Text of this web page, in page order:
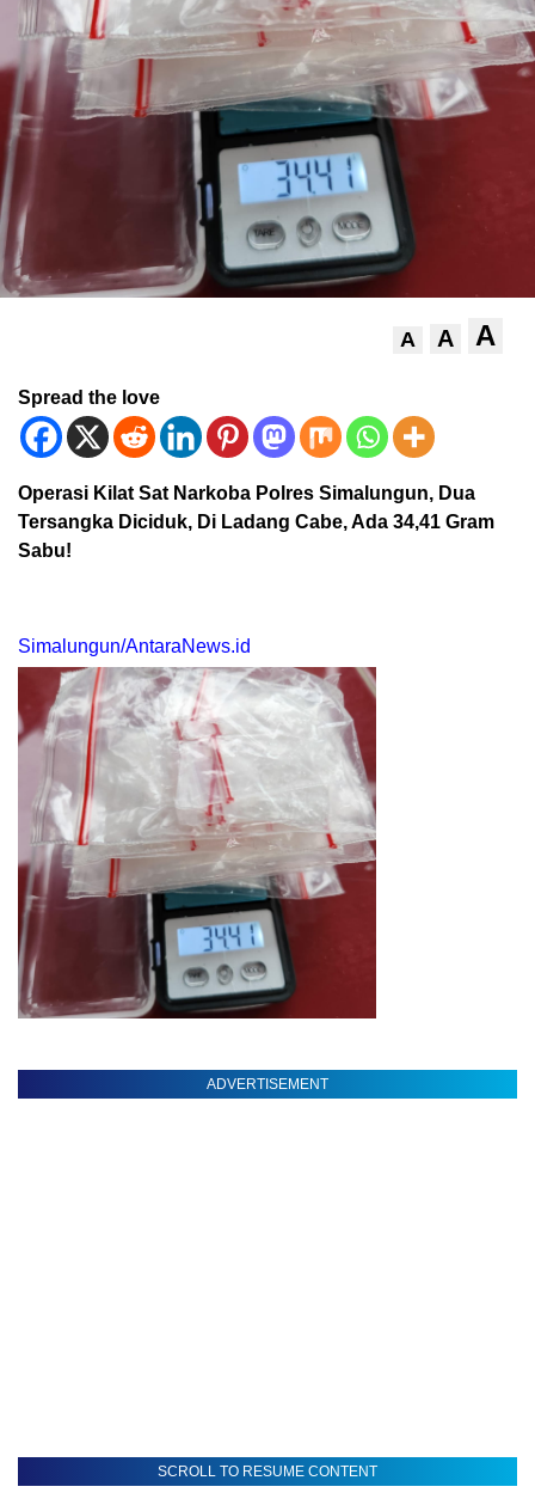
A A A
Spread the love
Operasi Kilat Sat Narkoba Polres Simalungun, Dua
Tersangka Diciduk, Di Ladang Cabe, Ada 34,41 Gram
Sabu!
Simalungun/AntaraNews.id
ADVERTISEMENT
SCROLL TO RESUME CONTENT